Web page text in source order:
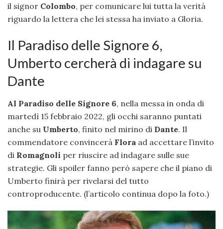
il signor Colombo, per comunicare lui tutta la verità
riguardo la lettera che lei stessa ha inviato a Gloria.
Il Paradiso delle Signore 6,
Umberto cercherà di indagare su
Dante
Al Paradiso delle Signore 6, nella messa in onda di
martedì 15 febbraio 2022, gli occhi saranno puntati
anche su Umberto, finito nel mirino di Dante. Il
commendatore convincerà Flora ad accettare l’invito
di Romagnoli per riuscire ad indagare sulle sue
strategie. Gli spoiler fanno però sapere che il piano di
Umberto finirà per rivelarsi del tutto
controproducente. (l’articolo continua dopo la foto.)